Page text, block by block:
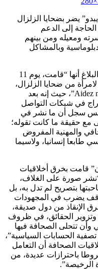
يضر بضحايا الزلزال
إلى الدعم
ومعيله ومن بينهم
وبالمشاكل
وبخصوص جريدة “ليبيراسيون”، أوضح البلاغ أنها “قامت، يوم 11
من ضحايا الزلزال،
بعنوان “Aidez nous, nous mourrons en silence”، حيث إنه بعد
في شبكات التواصل
سجل أن ما نشر في
مع حقيقة ما كانت تقوله؛
والمهنية المفروض
طابعا إنسانيا، ولاسيما
قامت بخرق أخلاقيات
صورة على الغلاف،
بتصريح لم تدل به، بل
يضرب في المجهودات
الإنقاذ من دول صديقة،
وتزوير الحقائق، في ظروف
وأن تتحلى الصحافة فيها
الحسابات السياسية”،
الصحافة أن التعامل
باحترازات عديدة، من
الرخيصة”.